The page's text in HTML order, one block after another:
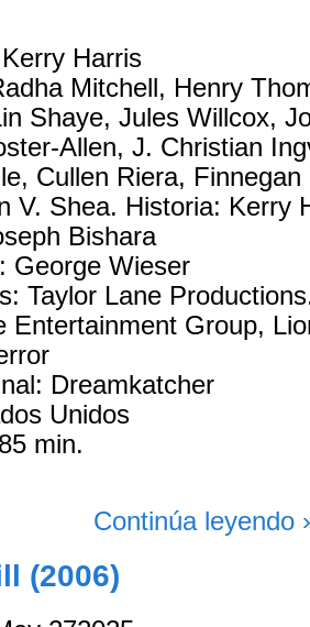
Harris
Mitchell, Henry
Shaye, Jules Willcox,
Allen, J. Christian
Cullen Riera, Finnegan
V. Shea. Historia: Kerry
Bishara
George Wieser
Taylor Lane
Entertainment Group,
Dreamkatcher
Unidos
min.
Continúa leyendo
(2006)